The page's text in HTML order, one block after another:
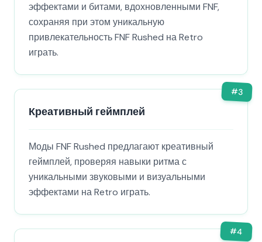
эффектами и битами, вдохновленными FNF,
сохраняя при этом уникальную
привлекательность FNF Rushed на Retro
играть.
#3
Креативный геймплей
Моды FNF Rushed предлагают креативный
геймплей, проверяя навыки ритма с
уникальными звуковыми и визуальными
эффектами на Retro играть.
#4